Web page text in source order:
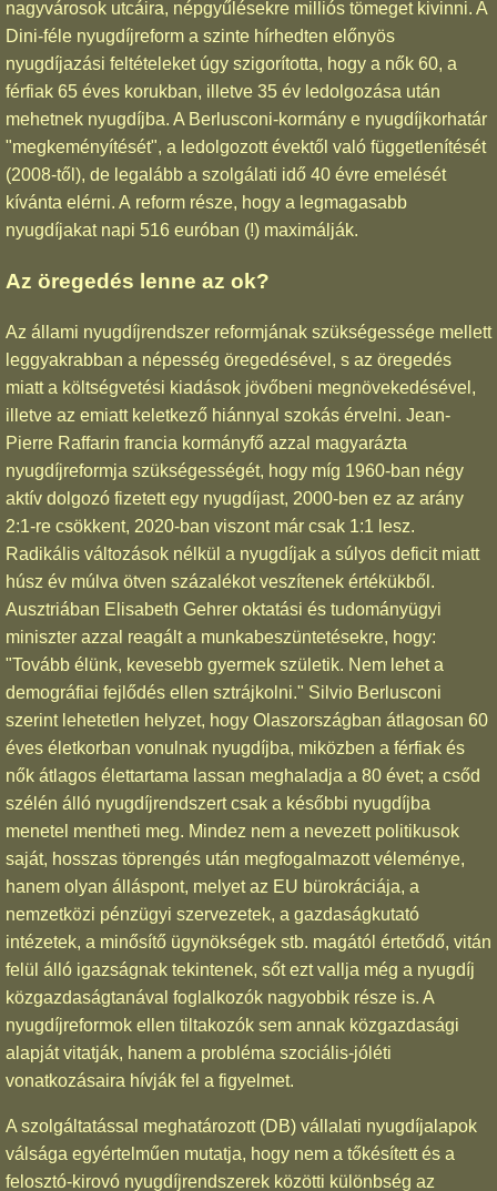
nagyvárosok utcáira, népgyűlésekre milliós tömeget kivinni. A
Dini-féle nyugdíjreform a szinte hírhedten előnyös
nyugdíjazási feltételeket úgy szigorította, hogy a nők 60, a
férfiak 65 éves korukban, illetve 35 év ledolgozása után
mehetnek nyugdíjba. A Berlusconi-kormány e nyugdíjkorhatár
"megkeményítését", a ledolgozott évektől való függetlenítését
(2008-től), de legalább a szolgálati idő 40 évre emelését
kívánta elérni. A reform része, hogy a legmagasabb
nyugdíjakat napi 516 euróban (!) maximálják.
Az öregedés lenne az ok?
Az állami nyugdíjrendszer reformjának szükségessége mellett
leggyakrabban a népesség öregedésével, s az öregedés
miatt a költségvetési kiadások jövőbeni megnövekedésével,
illetve az emiatt keletkező hiánnyal szokás érvelni. Jean-
Pierre Raffarin francia kormányfő azzal magyarázta
nyugdíjreformja szükségességét, hogy míg 1960-ban négy
aktív dolgozó fizetett egy nyugdíjast, 2000-ben ez az arány
2:1-re csökkent, 2020-ban viszont már csak 1:1 lesz.
Radikális változások nélkül a nyugdíjak a súlyos deficit miatt
húsz év múlva ötven százalékot veszítenek értékükből.
Ausztriában Elisabeth Gehrer oktatási és tudományügyi
miniszter azzal reagált a munkabeszüntetésekre, hogy:
"Tovább élünk, kevesebb gyermek születik. Nem lehet a
demográfiai fejlődés ellen sztrájkolni." Silvio Berlusconi
szerint lehetetlen helyzet, hogy Olaszországban átlagosan 60
éves életkorban vonulnak nyugdíjba, miközben a férfiak és
nők átlagos élettartama lassan meghaladja a 80 évet; a csőd
szélén álló nyugdíjrendszert csak a későbbi nyugdíjba
menetel mentheti meg. Mindez nem a nevezett politikusok
saját, hosszas töprengés után megfogalmazott véleménye,
hanem olyan álláspont, melyet az EU bürokráciája, a
nemzetközi pénzügyi szervezetek, a gazdaságkutató
intézetek, a minősítő ügynökségek stb. magától értetődő, vitán
felül álló igazságnak tekintenek, sőt ezt vallja még a nyugdíj
közgazdaságtanával foglalkozók nagyobbik része is. A
nyugdíjreformok ellen tiltakozók sem annak közgazdasági
alapját vitatják, hanem a probléma szociális-jóléti
vonatkozásaira hívják fel a figyelmet.
A szolgáltatással meghatározott (DB) vállalati nyugdíjalapok
válsága egyértelműen mutatja, hogy nem a tőkésített és a
felosztó-kirovó nyugdíjrendszerek közötti különbség az